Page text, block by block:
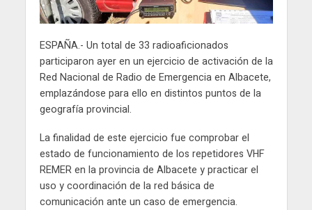
ESPAÑA.- Un total de 33 radioaficionados
participaron ayer en un ejercicio de activación de la
Red Nacional de Radio de Emergencia en Albacete,
emplazándose para ello en distintos puntos de la
geografía provincial.
La finalidad de este ejercicio fue comprobar el
estado de funcionamiento de los repetidores VHF
REMER en la provincia de Albacete y practicar el
uso y coordinación de la red básica de
comunicación ante un caso de emergencia.